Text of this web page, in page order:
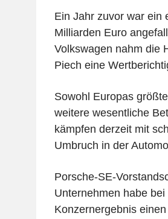
Ein Jahr zuvor war ein
Milliarden Euro
Volkswagen nahm die
Piech eine
Sowohl Europas
weitere wesentliche
kämpfen derzeit mit
Umbruch in der
Porsche-SE-
Unternehmen habe
Konzernergebnis